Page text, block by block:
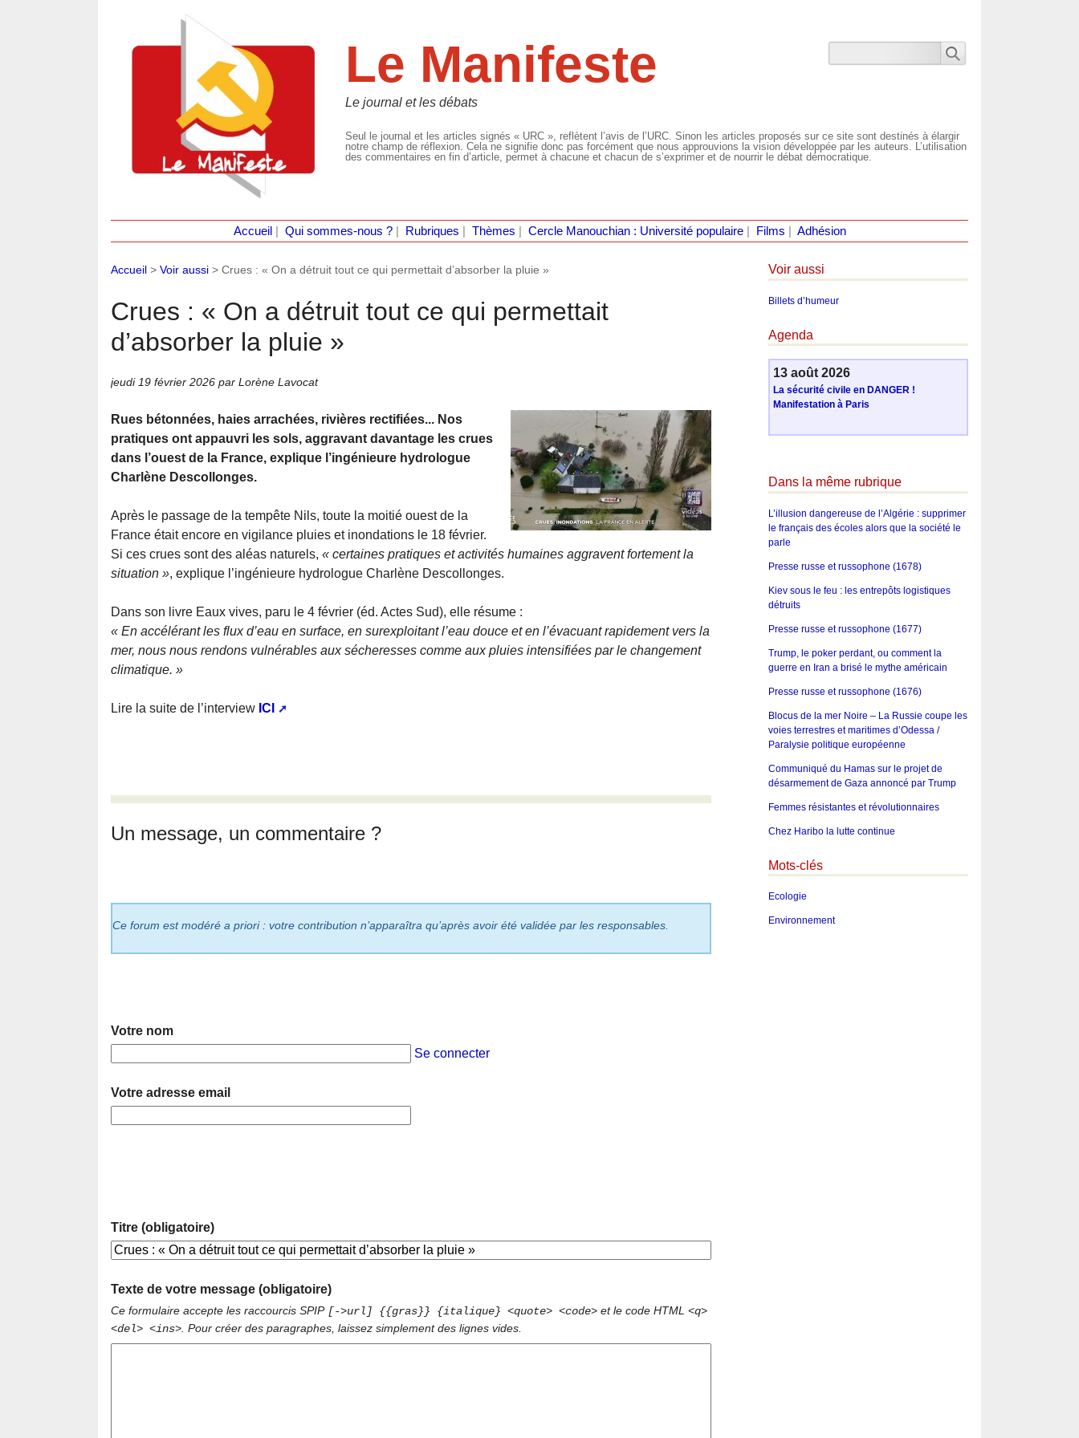
Le Manifeste
Le journal et les débats
Seul le journal et les articles signés « URC », reflètent l’avis de l’URC. Sinon les articles proposés sur ce site sont destinés à élargir
notre champ de réflexion. Cela ne signifie donc pas forcément que nous approuvions la vision développée par les auteurs. L’utilisation
des commentaires en fin d’article, permet à chacune et chacun de s’exprimer et de nourrir le débat démocratique.
Accueil Qui sommes-nous ?| Rubriques Thèmes Cercle Manouchian : Université populaire| Films Adhésion
Accueil > Voir aussi > Crues : « On a détruit tout ce qui permettait d’absorber la pluie »
Crues : « On a détruit tout ce qui permettait
d’absorber la pluie »
jeudi 19 février 2026 par Lorène Lavocat
Rues bétonnées, haies arrachées, rivières rectifiées... Nos
pratiques ont appauvri les sols, aggravant davantage les crues
dans l’ouest de la France, explique l’ingénieure hydrologue
Charlène Descollonges.
Après le passage de la tempête Nils, toute la moitié ouest de la
France était encore en vigilance pluies et inondations le 18 février.
Si ces crues sont des aléas naturels, « certaines pratiques et activités humaines aggravent fortement la
situation », explique l’ingénieure hydrologue Charlène Descollonges.
Dans son livre Eaux vives, paru le 4 février (éd. Actes Sud), elle résume :
« En accélérant les flux d’eau en surface, en surexploitant l’eau douce et en l’évacuant rapidement vers la
mer, nous nous rendons vulnérables aux sécheresses comme aux pluies intensifiées par le changement
climatique. »
Lire la suite de l’interview ICI
Un message, un commentaire ?
Ce forum est modéré a priori : votre contribution n’apparaîtra qu’après avoir été validée par les responsables.
Votre nom
Se connecter
Votre adresse email
Titre (obligatoire)
Texte de votre message (obligatoire)
Ce formulaire accepte les raccourcis SPIP [->url] {{gras}} {italique} <quote> <code> et le code HTML <q>
<del> <ins> . Pour créer des paragraphes, laissez simplement des lignes vides.
Voir aussi
Billets d’humeur
Agenda
13 août 2026
La sécurité civile en DANGER !
Manifestation à Paris
Dans la même rubrique
L’illusion dangereuse de l’Algérie : supprimer
le français des écoles alors que la société le
parle
Presse russe et russophone (1678)
Kiev sous le feu : les entrepôts logistiques
détruits
Presse russe et russophone (1677)
Trump, le poker perdant, ou comment la
guerre en Iran a brisé le mythe américain
Presse russe et russophone (1676)
Blocus de la mer Noire – La Russie coupe les
voies terrestres et maritimes d’Odessa /
Paralysie politique européenne
Communiqué du Hamas sur le projet de
désarmement de Gaza annoncé par Trump
Femmes résistantes et révolutionnaires
Chez Haribo la lutte continue
Mots-clés
Ecologie
Environnement